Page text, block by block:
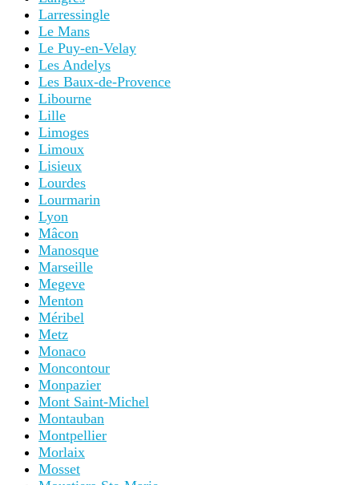
Larressingle
Le Mans
Le Puy-en-Velay
Les Andelys
Les Baux-de-Provence
Libourne
Lille
Limoges
Limoux
Lisieux
Lourdes
Lourmarin
Lyon
Mâcon
Manosque
Marseille
Megeve
Menton
Méribel
Metz
Monaco
Moncontour
Monpazier
Mont Saint-Michel
Montauban
Montpellier
Morlaix
Mosset